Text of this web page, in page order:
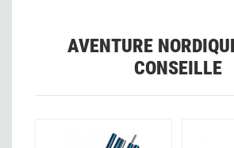
AVENTURE
CONSEILLE